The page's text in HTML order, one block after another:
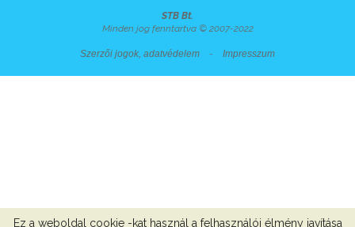
STB Bt.
Minden jog fenntartva © 2007-2022
Szerzői jogok, adatvédelem - Impresszum
Ez a weboldal cookie -kat használ a felhasználói élmény javítása